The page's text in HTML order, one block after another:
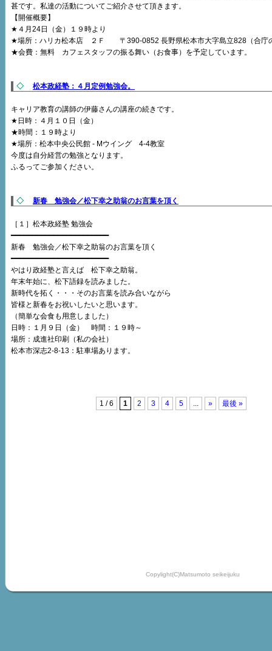
甚です。私達の活動についてご紹介させて頂きます。
【開催概要】
★４月24日（金）１９時より
★場所：ハリカ松本店 ２Ｆ 〒390-0852 長野県松本市大字島立828（合庁
★会費：無料 カフェスタッフの振る舞い（お食事）を予定しています。
◇ 松本政経塾：４月定例勉強会。
キャリア教育の講師の伊藤さんの講座の続きです。
★日時：４月１０日（金）
★時間：１９時より
★場所：松本中央公民館 - Mウイング 4-4教室
今度は自分経営の勉強となります。
ふるってご参加ください。
◇ 新春 勉強会／松下幸之助翁のお言葉を頂く
［１］松本政経塾 勉強会
━━━━━━━━━━━━━━━━━━━━━━━
新春 勉強会／松下幸之助翁のお言葉を頂く
━━━━━━━━━━━━━━━━━━━━━━━
やはり政経塾と言えば 松下幸之助翁。
年末年始に、松下語録を読みました。
新時代を拓く・・・そのお言葉を読み合いながら
皆様と新春をお祝いしたいと思います。
（簡単な会食も用意しました）
日時：１月９日（金） 時間：１９時～
場所：成進社印刷（私の会社）
松本市深志2-8-13：駐車場あります。
1 / 6 1 2 3 4 5 ... » 最後 »
Copylight(C)Matsumoto seikeijuku